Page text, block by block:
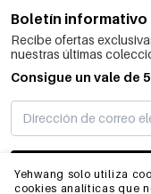
Yehwang solo utiliza
cookies analíticas que
Boletín informativo
Recibe ofertas
nuestras últimas
Consigue un vale de